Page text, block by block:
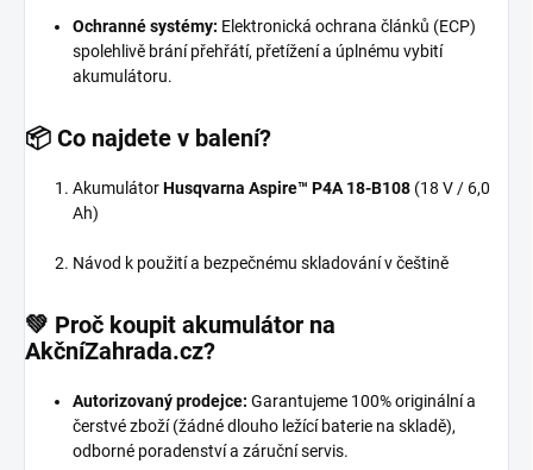
Ochranné systémy: Elektronická ochrana článků (ECP)
spolehlivě brání přehřátí, přetížení a úplnému vybití
akumulátoru.
📦 Co najdete v balení?
AkumulátorHusqvarna Aspire™ P4A 18-B108 (18 V / 6,0
Ah)
Návod k použití a bezpečnému skladování v češtině
💚 Proč koupit akumulátor na
AkčníZahrada.cz?
Autorizovaný prodejce: Garantujeme 100% originální a
čerstvé zboží (žádné dlouho ležící baterie na skladě),
odborné poradenství a záruční servis.